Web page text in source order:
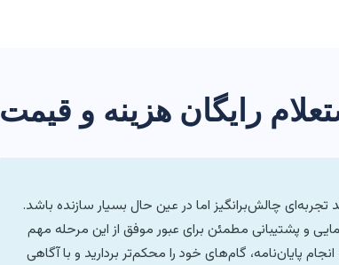
رایگان هزینه و قیمت
چالش‌برانگیز اما در عین حال بسیار سازنده باشد.
و پشتیبانی مطمئن برای عبور موفق از این مرحله مهم
پایان‌نامه، گام‌های خود را محکم‌تر بردارید و با آگاهی